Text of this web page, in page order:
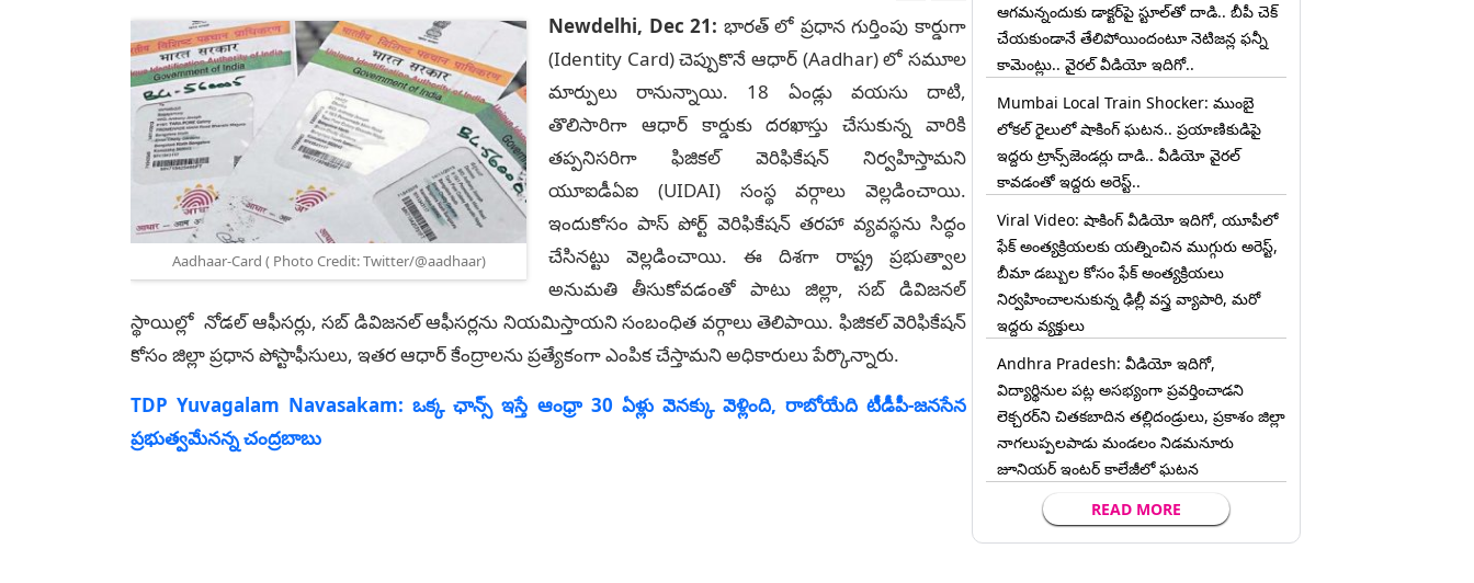
Aadhaar-Card ( Photo Credit: Twitter/@aadhaar)
Newdelhi, Dec 21: భారత్ లో ప్రధాన గుర్తింపు కార్డుగా
(Identity Card) చెప్పుకొనే ఆధార్ (Aadhar) లో సమూల
మార్పులు రానున్నాయి. 18 ఏండ్లు వయసు దాటి,
తొలిసారిగా ఆధార్ కార్డుకు దరఖాస్తు చేసుకున్న వారికి
తప్పనిసరిగా ఫిజికల్ వెరిఫికేషన్ నిర్వహిస్తామని
యూఐడీఏఐ (UIDAI) సంస్థ వర్గాలు వెల్లడించాయి.
ఇందుకోసం పాస్‌ పోర్ట్ వెరిఫికేషన్ తరహా వ్యవస్థను సిద్ధం
చేసినట్టు వెల్లడించాయి. ఈ దిశగా రాష్ట్ర ప్రభుత్వాల
అనుమతి తీసుకోవడంతో పాటు జిల్లా, సబ్ డివిజనల్
స్థాయిల్లో నోడల్ ఆఫీసర్లు, సబ్ డివిజనల్ ఆఫీసర్లను నియమిస్తాయని సంబంధిత వర్గాలు తెలిపాయి. ఫిజికల్ వెరిఫికేషన్
కోసం జిల్లా ప్రధాన పోస్టాఫీసులు, ఇతర ఆధార్ కేంద్రాలను ప్రత్యేకంగా ఎంపిక చేస్తామని అధికారులు పేర్కొన్నారు.
TDP Yuvagalam Navasakam: ఒక్క ఛాన్స్ ఇస్తే ఆంధ్రా 30 ఏళ్లు వెన‌క్కు వెళ్లింది, రాబోయేది టీడీపీ-జ‌న‌సేన
ప్ర‌భుత్వ‌మేన‌న్న చంద్ర‌బాబు
ఆగమన్నందుకు డాక్టర్‌పై స్టూల్‌తో దాడి.. బీపీ చెక్
చేయకుండానే తేలిపోయిందంటూ నెటిజన్ల ఫన్నీ
కామెంట్లు.. వైరల్ వీడియో ఇదిగో..
Mumbai Local Train Shocker: ముంబై
లోకల్ రైలులో షాకింగ్ ఘటన.. ప్రయాణికుడిపై
ఇద్దరు ట్రాన్స్‌జెండర్లు దాడి.. వీడియో వైరల్
కావడంతో ఇద్దరు అరెస్ట్..
Viral Video: షాకింగ్ వీడియో ఇదిగో, యూపీలో
ఫేక్ అంత్యక్రియలకు యత్నించిన ముగ్గురు అరెస్ట్,
బీమా డబ్బుల కోసం ఫేక్ అంత్యక్రియలు
నిర్వహించాలనుకున్న ఢిల్లీ వస్త్ర వ్యాపారి, మరో
ఇద్దరు వ్యక్తులు
Andhra Pradesh: వీడియో ఇదిగో,
విద్యార్థినుల పట్ల అసభ్యంగా ప్రవర్తించాడని
లెక్చ‌ర‌ర్‌ని చిత‌క‌బాదిన త‌ల్లిదండ్రులు, ప్రకాశం జిల్లా
నాగలుప్పలపాడు మండలం నిడమనూరు
జూనియర్ ఇంటర్ కాలేజీలో ఘటన
READ MORE